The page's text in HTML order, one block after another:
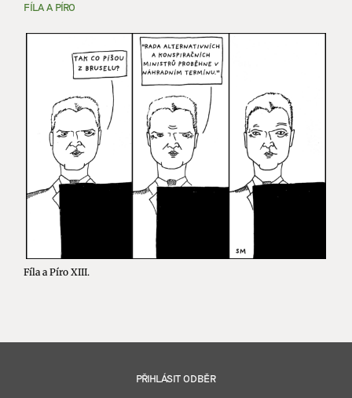
FÍLA A PÍRO
Fíla a Píro XIII.
PŘIHLÁSIT ODBĚR